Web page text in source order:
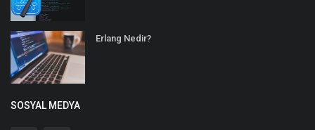
Erlang Nedir?
SOSYAL MEDYA